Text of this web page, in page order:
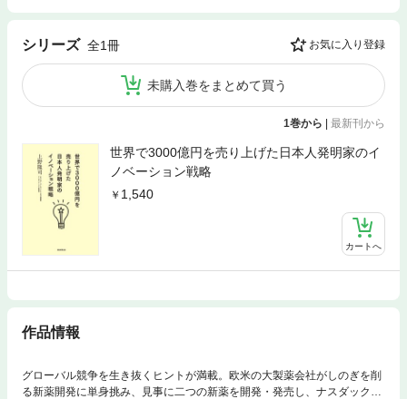
シリーズ 全1冊 お気に入り登録
未購入巻をまとめて買う
1巻から | 最新刊から
世界で3000億円を売り上げた日本人発明家のイ
ノベーション戦略
1,540
カートへ
作品情報
グローバル競争を生き抜くヒントが満載。欧米の大製薬会社がしのぎを削
る新薬開発に単身挑み、見事に二つの新薬を開発・発売し、ナスダック上